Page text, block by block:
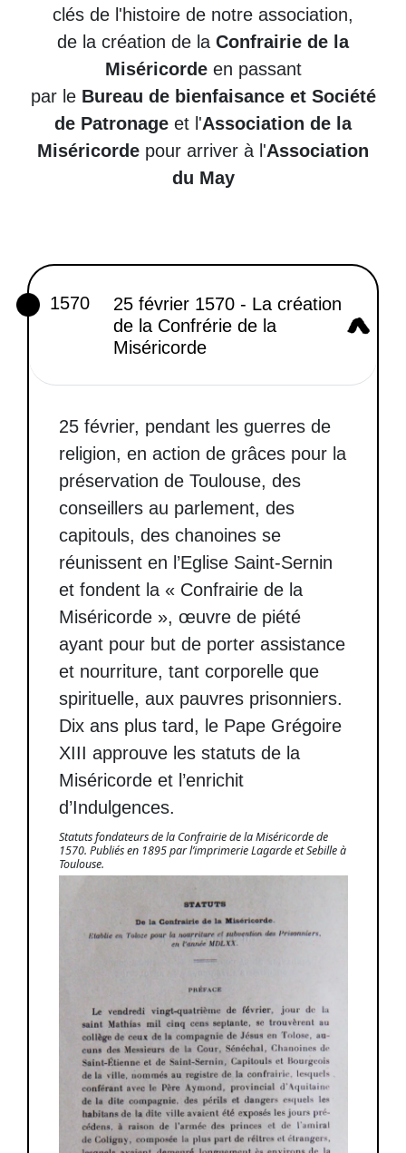
clés de l'histoire de notre association,
de la création de la Confrairie de la
Miséricorde en passant
par le Bureau de bienfaisance et Société
de Patronage et l'Association de la
Miséricorde pour arriver à l'Association
du May
1570
25 février 1570 - La création
de la Confrérie de la
Miséricorde
25 février, pendant les guerres de
religion, en action de grâces pour la
préservation de Toulouse, des
conseillers au parlement, des
capitouls, des chanoines se
réunissent en l’Eglise Saint-Sernin
et fondent la « Confrairie de la
Miséricorde », œuvre de piété
ayant pour but de porter assistance
et nourriture, tant corporelle que
spirituelle, aux pauvres prisonniers.
Dix ans plus tard, le Pape Grégoire
XIII approuve les statuts de la
Miséricorde et l’enrichit
d’Indulgences.
Statuts fondateurs de la Confrairie de la Miséricorde de
1570. Publiés en 1895 par l’imprimerie Lagarde et Sebille à
Toulouse.